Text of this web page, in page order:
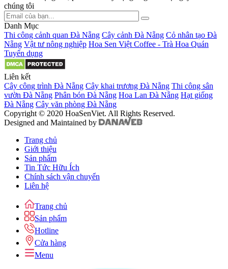
chúng tôi
Danh Mục
Thi công cảnh quan Đà Nẵng Cây cảnh Đà Nẵng Cỏ nhân tạo Đà
Nẵng Vật tư nông nghiệp Hoa Sen Việt Coffee - Trà Hoa Quán
Tuyển dụng
Liên kết
Cây công trình Đà Nẵng Cây khai trương Đà Nẵng Thi công sân
vườn Đà Nẵng Phân bón Đà Nẵng Hoa Lan Đà Nẵng Hạt giống
Đà Nẵng Cây văn phòng Đà Nẵng
Copyright © 2020 HoaSenViet. All Rights Reserved.
Designed and Maintained by
Trang chủ
Giới thiệu
Sản phẩm
Tin Tức Hữu Ích
Chính sách vận chuyển
Liên hệ
Trang chủ
Sản phẩm
Hotline
Cửa hàng
Menu